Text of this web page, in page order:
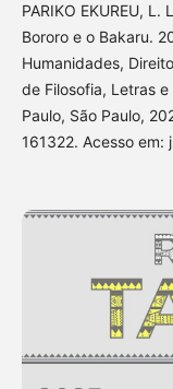
PARIKO EKUREU,
Bororo e o Bakaru.
Humanidades,
de Filosofia, Letras
Paulo, São Paulo,
161322. Acesso em: